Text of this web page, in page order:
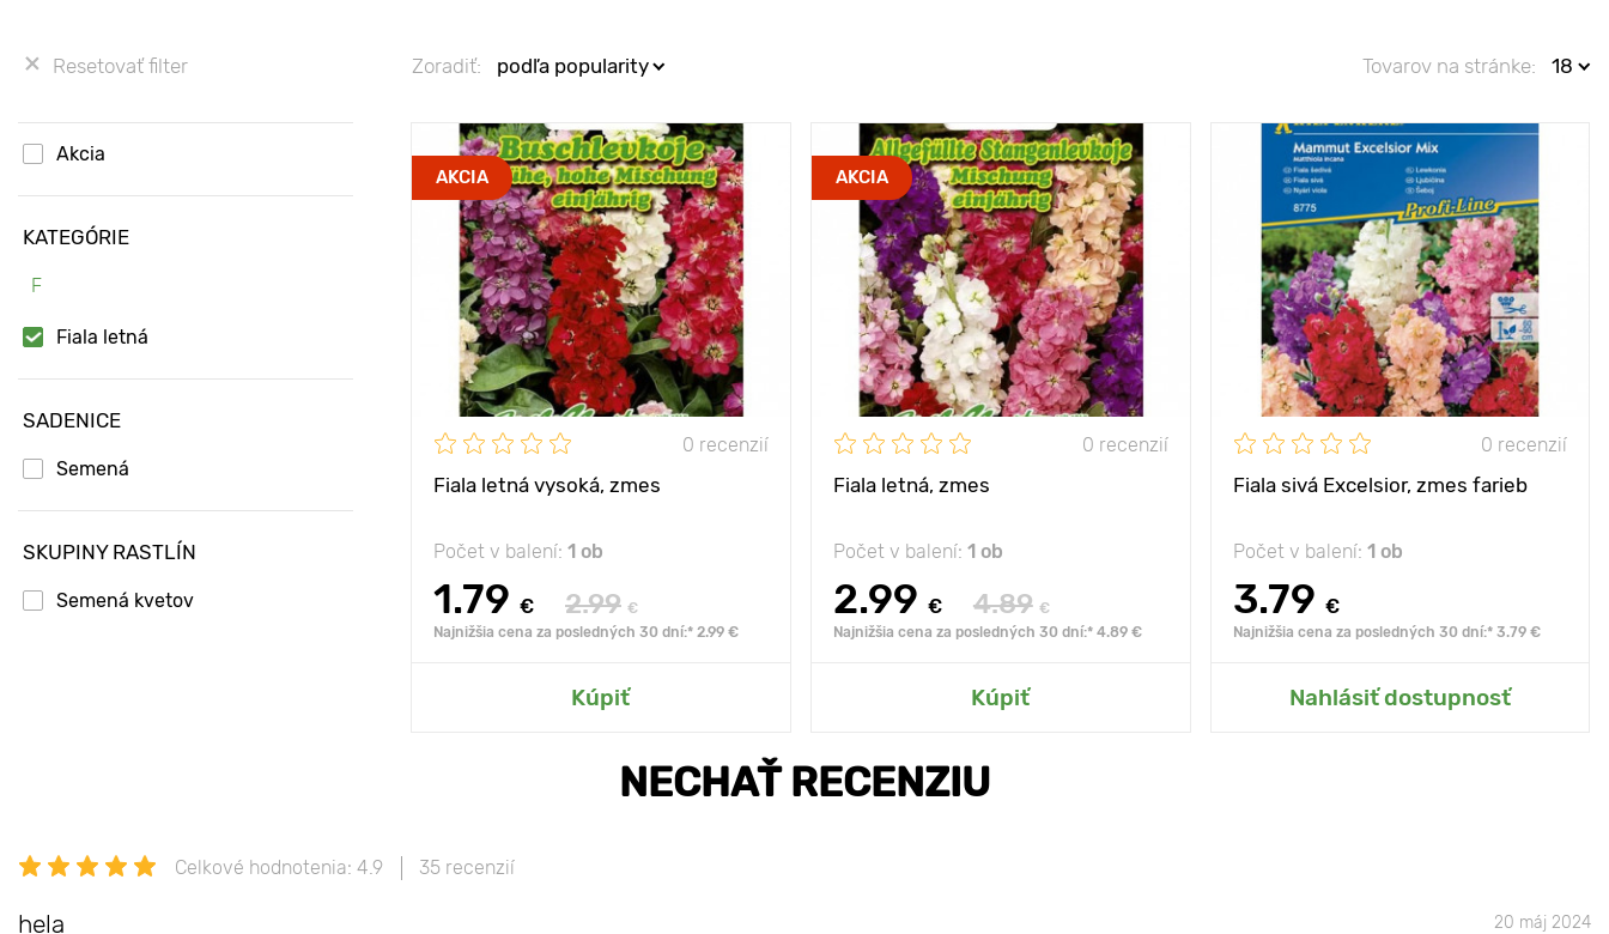
Resetovať filter
Akcia
KATEGÓRIE
F
Fiala letná
SADENICE
Semená
SKUPINY RASTLÍN
Semená kvetov
Zoradiť: podľa popularity Tovarov na stránke: 18
AKCIA
0 recenzií
Fiala letná vysoká, zmes
Počet v balení: 1 ob
1.79 € 2.99 €
Najnižšia cena za posledných 30 dní:* 2.99 €
Kúpiť
Výška rastliny 20 - 25 cm
Vzdialenosť medzi
rastlinami
15 х 20 cm
Poloha slnko, полтуень
Vlastnosti
plnokveté súkvetia
fialy!
Pridať do mojej záhrady
AKCIA
0 recenzií
Fiala letná, zmes
Počet v balení: 1 ob
2.99 € 4.89 €
Najnižšia cena za posledných 30 dní:* 4.89 €
Kúpiť
Výška rastliny 20 - 25 cm
Vzdialenosť medzi
rastlinami
15 х 20 cm
Poloha slnko, полтуень
Vlastnosti
plnokveté súkvetia
fialy!
Pridať do mojej záhrady
0 recenzií
Fiala sivá Excelsior, zmes farieb
Počet v balení: 1 ob
3.79 €
Najnižšia cena za posledných 30 dní:* 3.79 €
Nahlásiť dostupnosť
Výška rastliny
Vzdialenosť medzi
rastlinami
25 х 15 cm
Poloha slnko
Vlastnosti pôsobivá sladká vôňa
Pridať do mojej záhrady
NECHAŤ RECENZIU
Celkové hodnotenia: 4.9 35 recenzií
hela 20 máj 2024